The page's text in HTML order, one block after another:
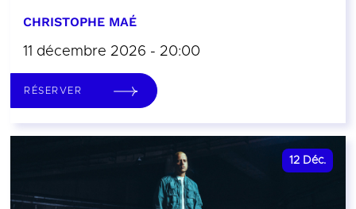
CHRISTOPHE MAÉ
11 décembre 2026 - 20:00
RÉSERVER
12 Déc.